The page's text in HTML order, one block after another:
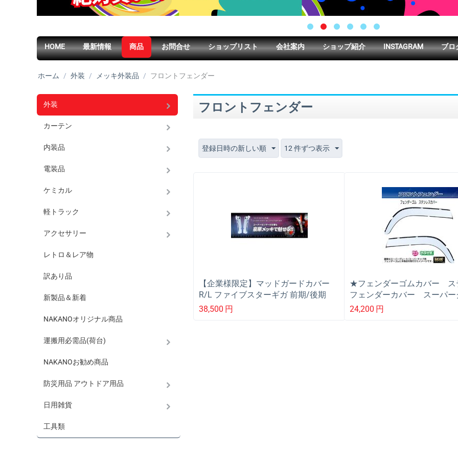
HOME 最新情報 商品 お問合せ ショップリスト 会社案内 ショップ紹介 INSTAGRAM ブロ
ホーム / 外装 / メッキ外装品 / フロントフェンダー
外装
カーテン
内装品
電装品
ケミカル
軽トラック
アクセサリー
レトロ＆レア物
訳あり品
新製品＆新着
NAKANOオリジナル商品
運搬用必需品(荷台)
NAKANOお勧め商品
防災用品 アウトドア用品
日用雑貨
工具類
フロントフェンダー
登録日時の新しい順 12 件ずつ表示
【企業様限定】マッドガードカバー
R/L ファイブスターギガ 前期/後期
38,500 円
★フェンダーゴムカバー ス
フェンダーカバー スーパー
ト/ブルーテックスーパーグ
24,200 円